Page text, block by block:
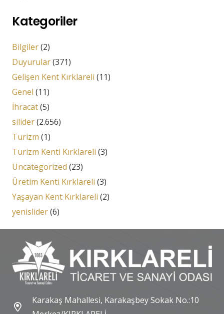
Kategoriler
Bilgiler(2)
Duyurular(371)
Gelişen Kent Kırklareli (11)
Genel (11)
İhracat(5)
silider(2.656)
Turizm (1)
Turizm Kenti Kırklareli (3)
Uncategorized (23)
Üretim Kenti Kırklareli (3)
Yaşayan Kent Kırklareli (2)
yenislider(6)
Karakaş Mahallesi, Karakaşbey Sokak No.:10